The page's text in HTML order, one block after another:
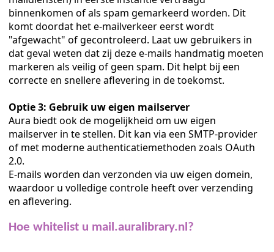
binnenkomen of als spam gemarkeerd worden. Dit
komt doordat het e-mailverkeer eerst wordt
"afgewacht" of gecontroleerd. Laat uw gebruikers in
dat geval weten dat zij deze e-mails handmatig moeten
markeren als veilig of geen spam. Dit helpt bij een
correcte en snellere aflevering in de toekomst.
Optie 3: Gebruik uw eigen mailserver
Aura biedt ook de mogelijkheid om uw eigen
mailserver in te stellen. Dit kan via een SMTP-provider
of met moderne authenticatiemethoden zoals OAuth
2.0.
E-mails worden dan verzonden via uw eigen domein,
waardoor u volledige controle heeft over verzending
en aflevering.
Hoe whitelist u mail.auralibrary.nl?